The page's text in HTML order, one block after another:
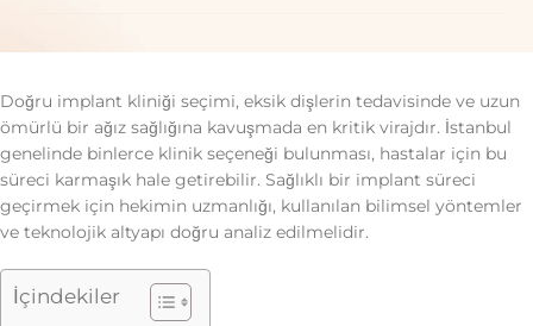
Doğru implant kliniği seçimi, eksik dişlerin tedavisinde ve uzun
ömürlü bir ağız sağlığına kavuşmada en kritik virajdır. İstanbul
genelinde binlerce klinik seçeneği bulunması, hastalar için bu
süreci karmaşık hale getirebilir. Sağlıklı bir implant süreci
geçirmek için hekimin uzmanlığı, kullanılan bilimsel yöntemler
ve teknolojik altyapı doğru analiz edilmelidir.
İçindekiler